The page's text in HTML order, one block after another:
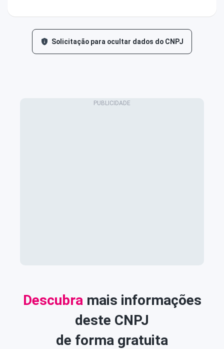
Solicitação para ocultar dados do CNPJ
Descubra mais informações
deste CNPJ
de forma gratuita